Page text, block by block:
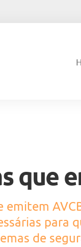
que
emitem
para
de